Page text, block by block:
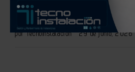
exterior
por Tecnoinstalación 29 de junio, 2026